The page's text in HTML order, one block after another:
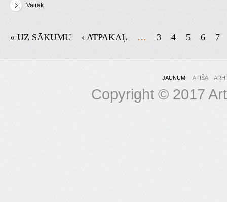
Vairāk
PAGES
« UZ SĀKUMU ‹ ATPAKAĻ … 3 4 5 6 7
JAUNUMI AFIŠA
Copyright © 2017